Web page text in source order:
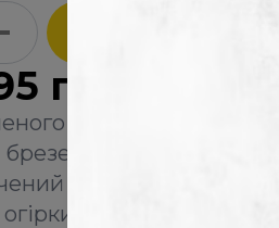
грн
м'яса власного
філе свинини,
сир сулугуні,
синя цибуля,